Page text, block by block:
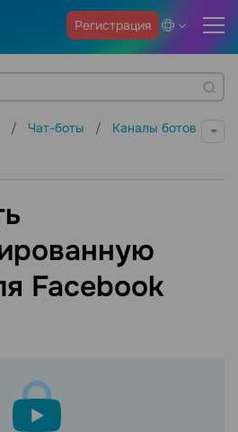
Регистрация
Чат-боты
Каналы ботов
Facebook